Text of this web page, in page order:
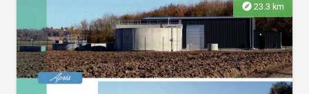
explore 23.3 km